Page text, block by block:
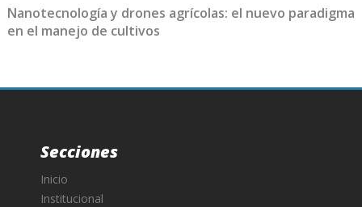
Nanotecnología y drones agrícolas: el nuevo paradigma
en el manejo de cultivos
Secciones
Inicio
Institucional